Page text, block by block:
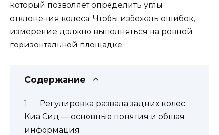
который позволяет определить углы
отклонения колеса. Чтобы избежать ошибок,
измерение должно выполняться на ровной
горизонтальной площадке.
Содержание
Регулировка развала задних колес
Киа Сид — основные понятия и общая
информация